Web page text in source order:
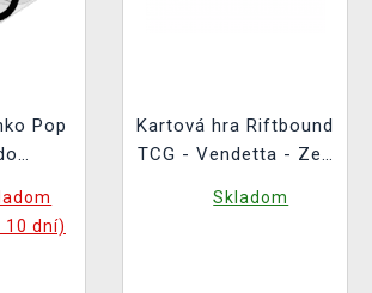
Pop
Pop!)
10 dní)
Kartová hra Riftbound
TCG - Vendetta - Zed
Deck
Skladom